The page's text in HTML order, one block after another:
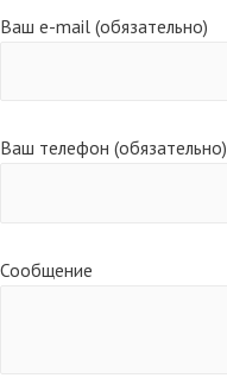
Ваш e-mail (обязательно)
Ваш телефон (обязательно)
Сообщение